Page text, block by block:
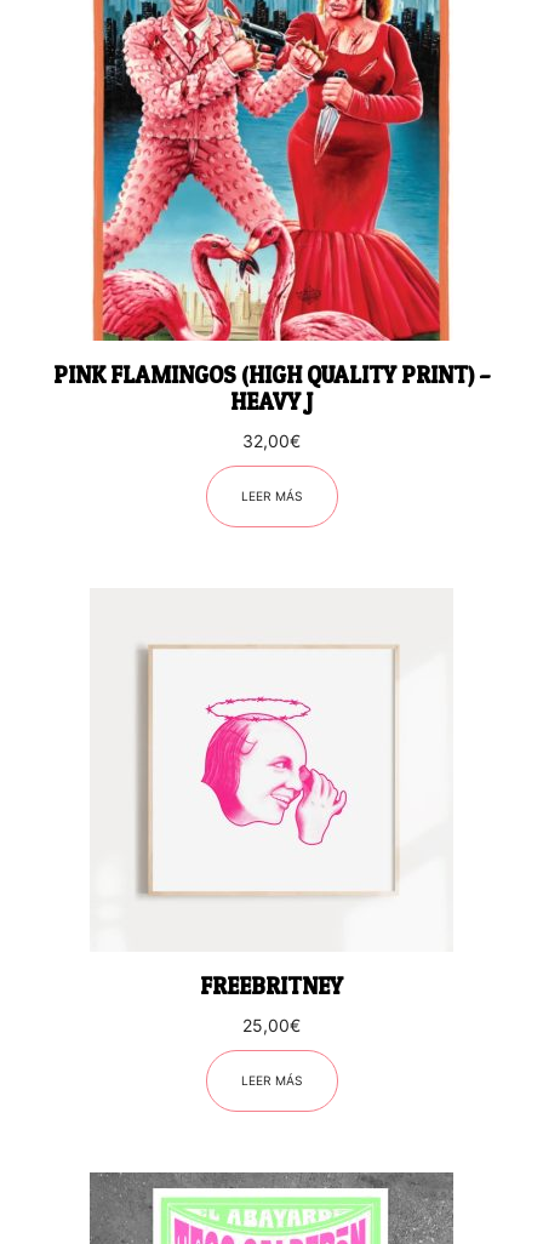
PINK FLAMINGOS (HIGH QUALITY PRINT) –
HEAVY J
32,00€
LEER MÁS
FREEBRITNEY
25,00€
LEER MÁS